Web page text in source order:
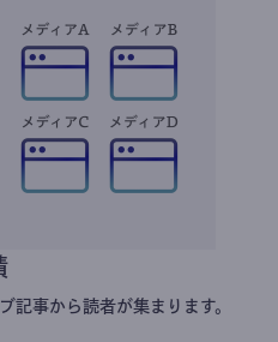
事から読者が集まります。